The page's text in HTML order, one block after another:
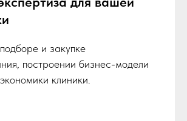
и закупке
построении бизнес-модели
клиники.